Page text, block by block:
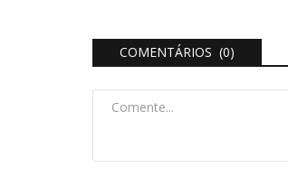
COMENTÁRIOS (0)